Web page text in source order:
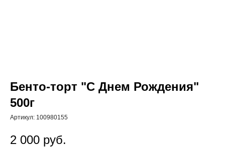
Бенто-торт "С Днем Рождения"
500г
Артикул: 100980155
2 000 руб.